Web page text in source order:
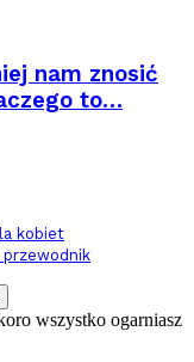
nam znosić
to…
kobiet
wszystko ogarniasz